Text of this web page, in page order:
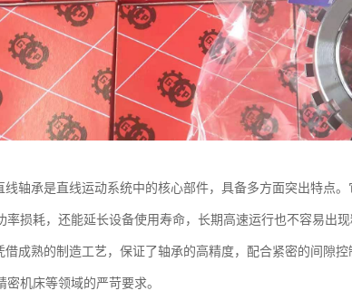
线轴承是直线运动系统中的核心部件，具备多方面突出特点
率损耗，还能延长设备使用寿命，长期高速运行也不容易出现
借成熟的制造工艺，保证了轴承的高精度，配合紧密的间隙
密机床等领域的严苛要求。